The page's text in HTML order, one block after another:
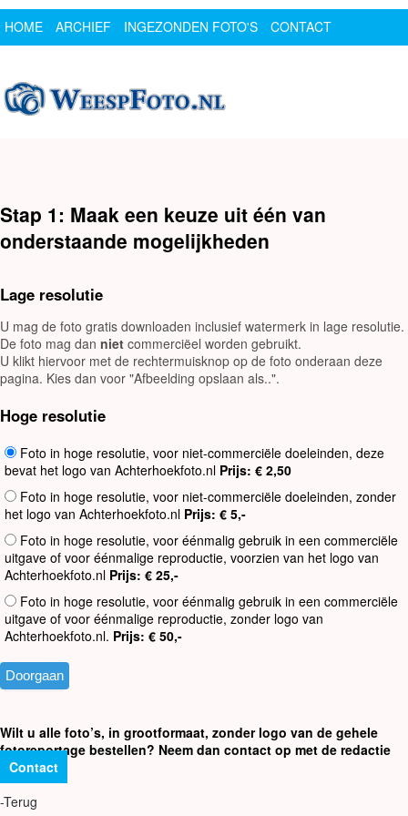
HOME ARCHIEF INGEZONDEN FOTO'S
CONTACT
Stap 1: Maak een keuze uit één van
onderstaande mogelijkheden
Lage resolutie
U mag de foto gratis downloaden inclusief watermerk in lage resolutie.
De foto mag dan niet commerciëel worden gebruikt.
U klikt hiervoor met de rechtermuisknop op de foto onderaan deze
pagina. Kies dan voor "Afbeelding opslaan als..".
Hoge resolutie
Foto in hoge resolutie, voor niet-commerciële doeleinden, deze
bevat het logo van Achterhoekfoto.nl Prijs: € 2,50
Foto in hoge resolutie, voor niet-commerciële doeleinden, zonder
het logo van Achterhoekfoto.nl Prijs: € 5,-
Foto in hoge resolutie, voor éénmalig gebruik in een commerciële
uitgave of voor éénmalige reproductie, voorzien van het logo van
Achterhoekfoto.nl Prijs: € 25,-
Foto in hoge resolutie, voor éénmalig gebruik in een commerciële
uitgave of voor éénmalige reproductie, zonder logo van
Achterhoekfoto.nl. Prijs: € 50,-
Wilt u alle foto’s, in grootformaat, zonder logo van de gehele
fotoreportage bestellen? Neem dan contact op met de redactie
Contact
-Terug